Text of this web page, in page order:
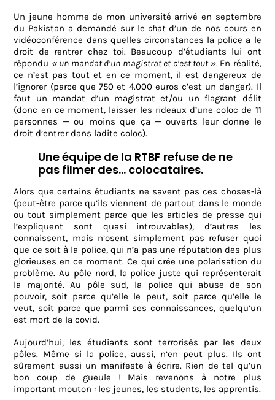
Un jeune homme de mon université arrivé en septembre
du Pakistan a demandé sur le chatd’un de nos cours en
vidéoconférence dans quelles circonstances la police a le
droit de rentrer chez toi. Beaucoup d’étudiants lui ont
répondu « un mandat d’un magistrat et c’est tout ».En réalité,
ce n’est pas tout et en ce moment, il est dangereux de
l’ignorer (parce que 750 et 4.000 euros c’est un danger). Il
faut un mandat d’un magistrat et/ou un flagrant délit
(donc en ce moment, laisser les rideaux d’une coloc de 11
personnes — ou moins que ça — ouverts leur donne le
droit d’entrer dans ladite coloc).
Une équipe de la RTBF refuse de ne
pas filmer des… colocataires.
Alors que certains étudiants ne savent pas ces choses-là
(peut-être parce qu’ils viennent de partout dans le monde
ou tout simplement parce que les articles de presse qui
l’expliquent sont quasi introuvables), d’autres les
connaissent, mais n’osent simplement pas refuser quoi
que ce soit à la police, qui n’a pas une réputation des plus
glorieuses en ce moment. Ce qui crée une polarisation du
problème. Au pôle nord, la police juste qui représenterait
la majorité. Au pôle sud, la police qui abuse de son
pouvoir, soit parce qu’elle le peut, soit parce qu’elle le
veut, soit parce que parmi ses connaissances, quelqu’un
est mort de la covid.
Aujourd’hui, les étudiants sont terrorisés par les deux
pôles. Même si la police, aussi, n’en peut plus. Ils ont
sûrement aussi un manifeste à écrire. Rien de tel qu’un
bon coup de gueule ! Mais revenons à notre plus
important mouton : les jeunes, les students, les apprentis.